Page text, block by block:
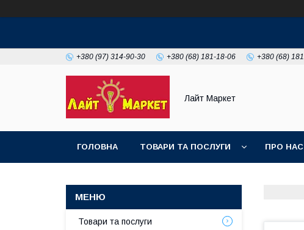
+380 (97) 314-90-30 +380 (68) 181-18-06 +380 (68)
Лайт Маркет
ГОЛОВНА ТОВАРИ ТА ПОСЛУГИ ПРО НАС
Товари та послуги